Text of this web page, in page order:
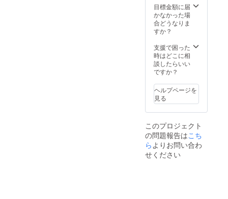
目標金額に届
かなかった場
合どうなりま
すか？
支援で困った
時はどこに相
談したらいい
ですか？
ヘルプページを
見る
このプロジェクト
の問題報告はこち
らよりお問い合わ
せください